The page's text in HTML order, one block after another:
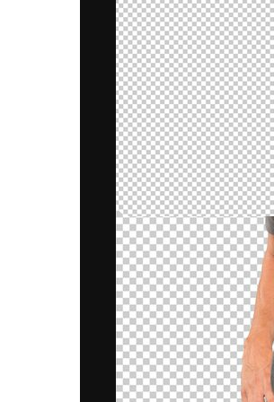
La plataforma
trabajo. Más
entre
estudios.
Español
Copyright ©